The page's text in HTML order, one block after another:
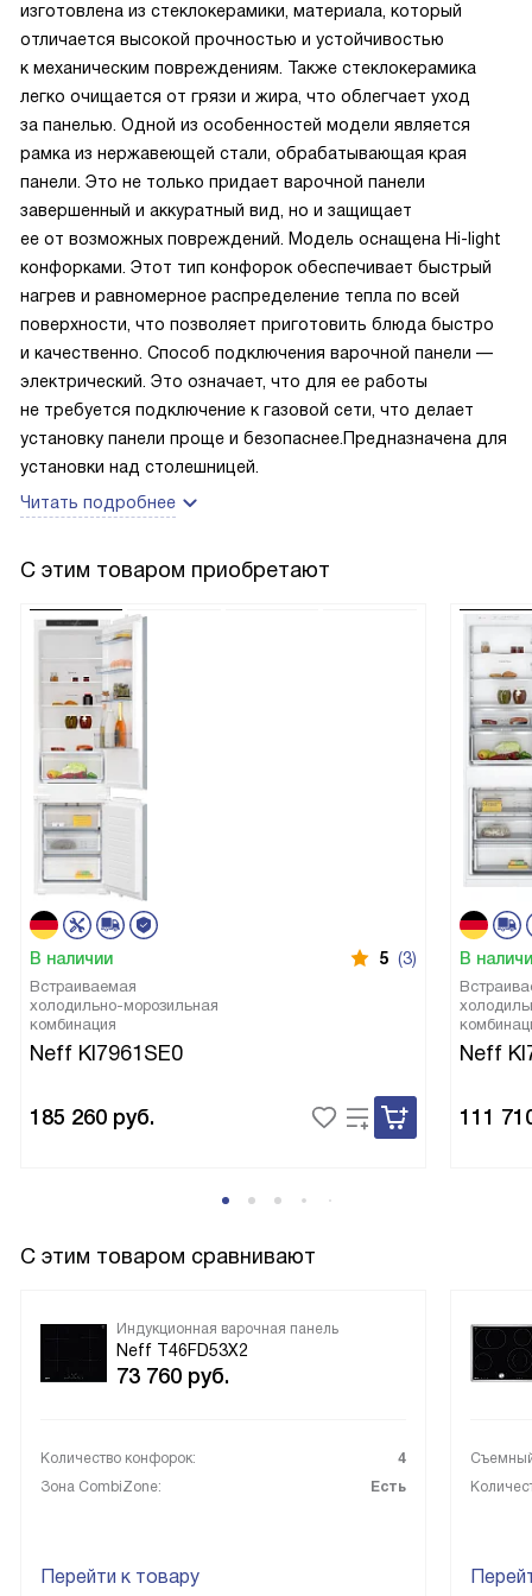
Варочная панель обладает 17 уровнями мощности, что
позволяет мне выбирать оптимальный режим для
каждого блюда. Я довольна покупкой и рекомендую эту
варочную панель всем, кто ценит комфорт, безопасность
и функциональность на своей кухне."
изготовлена из стеклокерамики, материала, который
отличается высокой прочностью и устойчивостью
к механическим повреждениям. Также стеклокерамика
легко очищается от грязи и жира, что облегчает уход
за панелью. Одной из особенностей модели является
рамка из нержавеющей стали, обрабатывающая края
панели. Это не только придает варочной панели
завершенный и аккуратный вид, но и защищает
ее от возможных повреждений. Модель оснащена Hi-light
конфорками. Этот тип конфорок обеспечивает быстрый
нагрев и равномерное распределение тепла по всей
поверхности, что позволяет приготовить блюда быстро
и качественно. Способ подключения варочной панели —
электрический. Это означает, что для ее работы
не требуется подключение к газовой сети, что делает
установку панели проще и безопаснее.Предназначена для
установки над столешницей.
Читать подробнее
С этим товаром приобретают
В наличии 5 (3)
Встраиваемая
холодильно-морозильная
комбинация
Neff KI7961SE0
185 260 руб.
В
Neff
111
С этим товаром сравнивают
Индукционная варочная панель
Neff T46FD53X2
73 760 руб.
Количество конфорок:
4
Зона CombiZone:
Есть
Перейти к товару